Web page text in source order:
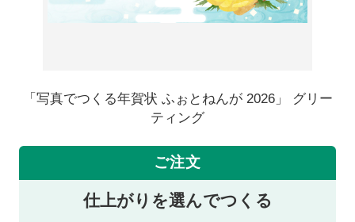
「写真でつくる年賀状 ふぉとねんが 2026」 グリー
ティング
ご注文
仕上がりを選んでつくる